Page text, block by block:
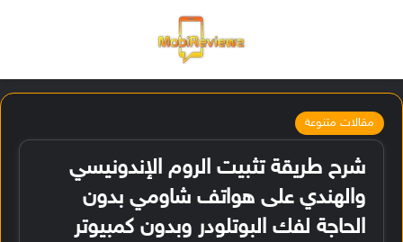
مقالات متنوعة
شرح طريقة تثبيت الروم الإندونيسي
والهندي على هواتف شاومي بدون
الحاجة لفك البوتلودر وبدون كمبيوتر